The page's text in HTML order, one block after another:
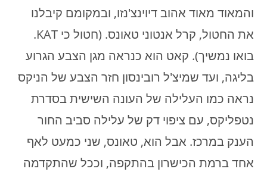
והמאוד מאוד אהוב דיוינצ'נזו, ובמקומם קיבלנו
את החטול, קרל אנטוני טאונס. (חטול כי KAT.
בואו נמשיך). קאט הוא כנראה מגן הצבע הגרוע
בליגה, ועד שמיצ'ל רובינסון חזר הצבע של הניקס
נראה כמו העלילה של העונה השישית בסדרת
נטפליקס, עם ציפוי דק של עלילה סביב החור
הענק במרכז. אבל הוא, טאונס, שני כמעט לאף
אחד ברמת הכישרון בהתקפה, וככל שהתקדמה